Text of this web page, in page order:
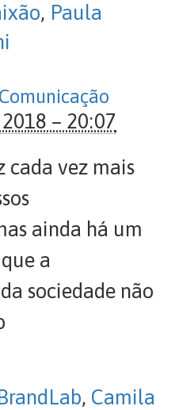
, Paula
– 20:07
cada vez mais
ainda há um
a
sociedade não
, Camila